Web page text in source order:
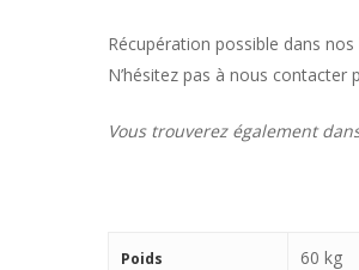
Récupération possible dans nos
N’hésitez pas à nous contacter
Vous trouverez également
Poids 60 kg